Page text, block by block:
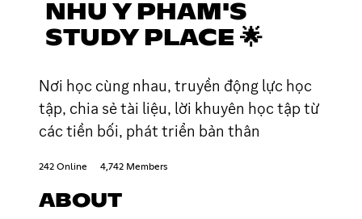
NHU Y PHAM'S
STUDY PLACE 🌟
Nơi học cùng nhau, truyền động lực học
tập, chia sẻ tài liệu, lời khuyên học tập từ
các tiền bối, phát triển bản thân
242 Online 4,742 Members
ABOUT